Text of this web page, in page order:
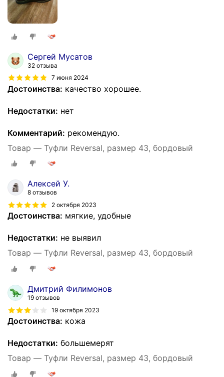
Сергей Мусатов
32 отзыва
7 июня 2024
Достоинства: качество хорошее.
Недостатки: нет
Комментарий: рекомендую.
Товар — Туфли Reversal, размер 43, бордовый
Алексей У.
8 отзывов
2 октября 2023
Достоинства: мягкие, удобные
Недостатки: не выявил
Товар — Туфли Reversal, размер 43, бордовый
Дмитрий Филимонов
19 отзывов
19 октября 2023
Достоинства: кожа
Недостатки: большемерят
Товар — Туфли Reversal, размер 43, бордовый